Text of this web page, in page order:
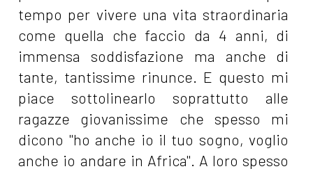
tempo per vivere una vita straordinaria
come quella che faccio da 4 anni, di
immensa soddisfazione ma anche di
tante, tantissime rinunce. E questo mi
piace sottolinearlo soprattutto alle
ragazze giovanissime che spesso mi
dicono "ho anche io il tuo sogno, voglio
anche io andare in Africa". A loro spesso